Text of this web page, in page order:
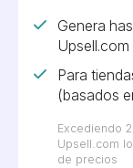
Genera
Upsell.com
Para
(basados
Excediendo
Upsell.com
de precios